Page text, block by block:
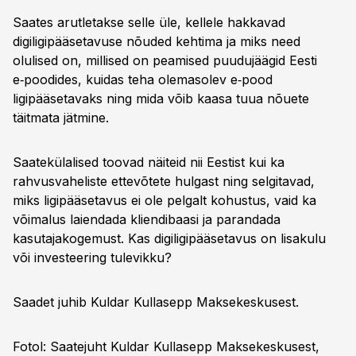
Saates arutletakse selle üle, kellele hakkavad
digiligipääsetavuse nõuded kehtima ja miks need
olulised on, millised on peamised puudujäägid Eesti
e‑poodides, kuidas teha olemasolev e‑pood
ligipääsetavaks ning mida võib kaasa tuua nõuete
täitmata jätmine.
Saatekülalised toovad näiteid nii Eestist kui ka
rahvusvaheliste ettevõtete hulgast ning selgitavad,
miks ligipääsetavus ei ole pelgalt kohustus, vaid ka
võimalus laiendada kliendibaasi ja parandada
kasutajakogemust. Kas digiligipääsetavus on lisakulu
või investeering tulevikku?
Saadet juhib Kuldar Kullasepp Maksekeskusest.
Fotol: Saatejuht Kuldar Kullasepp Maksekeskusest,